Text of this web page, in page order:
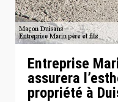
Entreprise
assurera
propriété à